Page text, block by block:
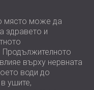
НА
АКУСТИЧНИ
ПОМЕЩЕНИЯ
НА
място може да
здравето и
Продължителното
върху нервната
води до
ушите,